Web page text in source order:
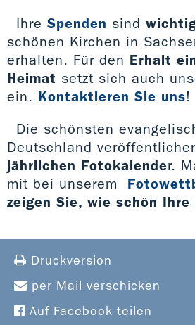
Ihre Spenden sind
schönen Kirchen in
erhalten. Für den Erhalt
Heimat setzt sich auch
ein. Kontaktieren Sie uns!
Die schönsten
Deutschland
jährlichen Fotokalender.
mit bei unserem
zeigen Sie, wie schön
Druckversion
per Mail verschicken
Auf Facebook teilen